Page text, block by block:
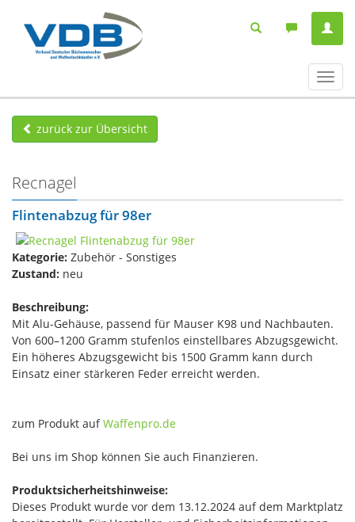
ein-/
zurück zur Übersicht
Recnagel
Flintenabzug für 98er
Kategorie: Zubehör - Sonstiges
Zustand: neu
Beschreibung:
Mit Alu-Gehäuse, passend für Mauser K98 und Nachbauten.
Von 600–1200 Gramm stufenlos einstellbares Abzugsgewicht.
Ein höheres Abzugsgewicht bis 1500 Gramm kann durch
Einsatz einer stärkeren Feder erreicht werden.
zum Produkt aufWaffenpro.de
Bei uns im Shop können Sie auch Finanzieren.
Produktsicherheitshinweise:
Dieses Produkt wurde vor dem 13.12.2024 auf dem Marktplatz